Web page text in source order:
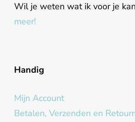
Wil je weten wat ik voor je
meer!
Handig
Mijn Account
Betalen, Verzenden en